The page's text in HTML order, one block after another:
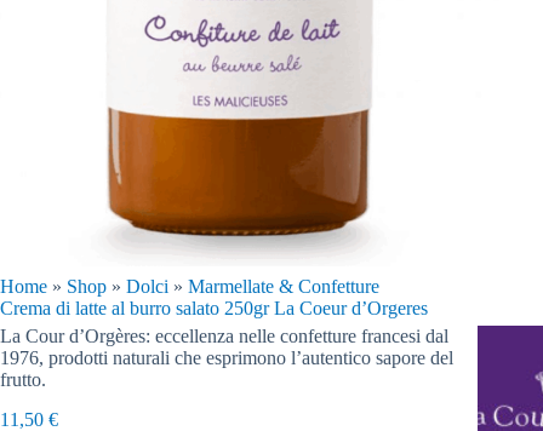
Home » Shop » Dolci » Marmellate & Confetture
Crema di latte al burro salato 250gr La Coeur d’Orgeres
La Cour d’Orgères: eccellenza nelle confetture francesi dal
1976, prodotti naturali che esprimono l’autentico sapore del
frutto.
11,50 €